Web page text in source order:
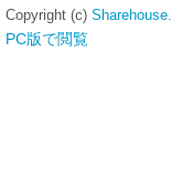
Copyright (c)
PC版で閲覧